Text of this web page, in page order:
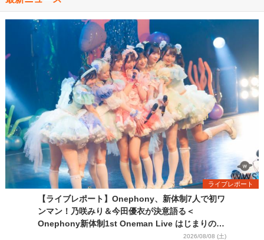
ライブレポート
【ライブレポート】Onephony、新体制7人で初ワ
ンマン！乃咲みり＆今田優衣が決意語る＜
Onephony新体制1st Oneman Live はじまりの夏
2026/08/08 (土)